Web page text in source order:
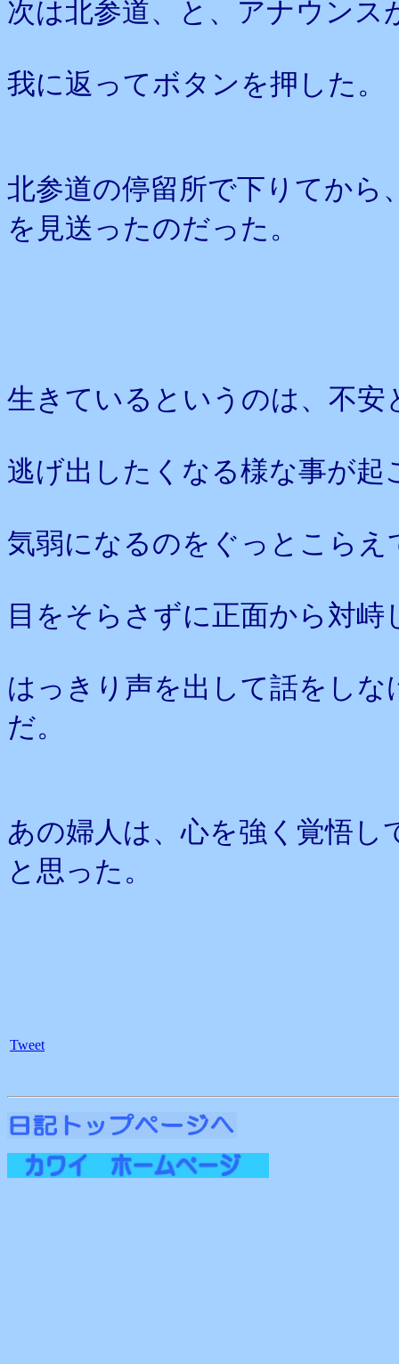
次は北参道、と、アナウンス
我に返ってボタンを押した。
北参道の停留所で下りてから
を見送ったのだった。
生きているというのは、不
逃げ出したくなる様な事が起
気弱になるのをぐっとこら
目をそらさずに正面から対峙
はっきり声を出して話をし
だ。
あの婦人は、心を強く覚悟
と思った。
Tweet